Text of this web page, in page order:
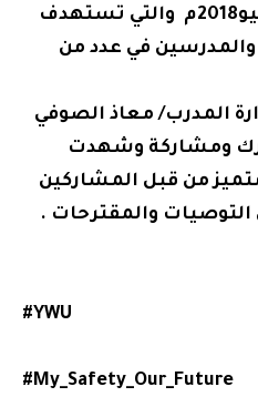
الثالثة يوم الثلاثاء 12يونيو2018م والتي تستهدف
والمدرسين في عدد من
المدرب/ معاذ الصوفي
فيها 25 مشارك ومشاركة وشهدت
من قبل المشاركين
والمقترحات .
#YWU
#My_Safety_Our_Future